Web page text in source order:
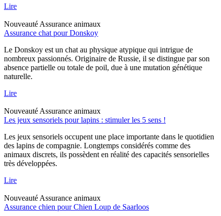
Lire
Nouveauté Assurance animaux
Assurance chat pour Donskoy
Le Donskoy est un chat au physique atypique qui intrigue de
nombreux passionnés. Originaire de Russie, il se distingue par son
absence partielle ou totale de poil, due à une mutation génétique
naturelle.
Lire
Nouveauté Assurance animaux
Les jeux sensoriels pour lapins : stimuler les 5 sens !
Les jeux sensoriels occupent une place importante dans le quotidien
des lapins de compagnie. Longtemps considérés comme des
animaux discrets, ils possèdent en réalité des capacités sensorielles
très développées.
Lire
Nouveauté Assurance animaux
Assurance chien pour Chien Loup de Saarloos